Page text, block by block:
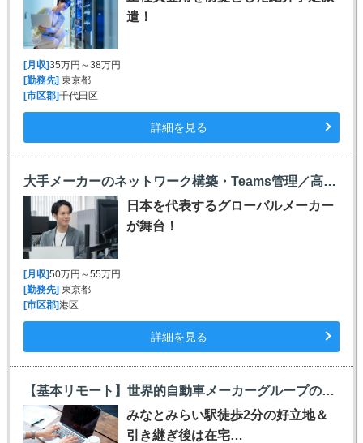
遣！
[月収]35万円～38万円
[勤務先] 東京都
[市区郡]千代田区
詳細を見る
大手メーカーのネットワーク構築・Teams管理／高月給50万～／品川駅徒歩1分／残業少なめ
日本を代表するグローバルメーカー
が舞台！
[月収]50万円～55万円
[勤務先] 東京都
[市区郡]港区
詳細を見る
【基本リモート】世界的自動車メーカーグループのシステム開発・保守運用エンジニア／土日祝休み
みなとみらい駅徒歩2分の好立地＆
引き継ぎ後は在宅…